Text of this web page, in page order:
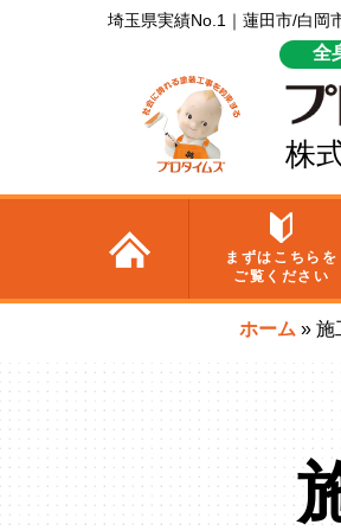
埼玉県実績No.1｜蓮田市/白岡
全
株
まずはこちらを
ご覧ください
ホーム » 施